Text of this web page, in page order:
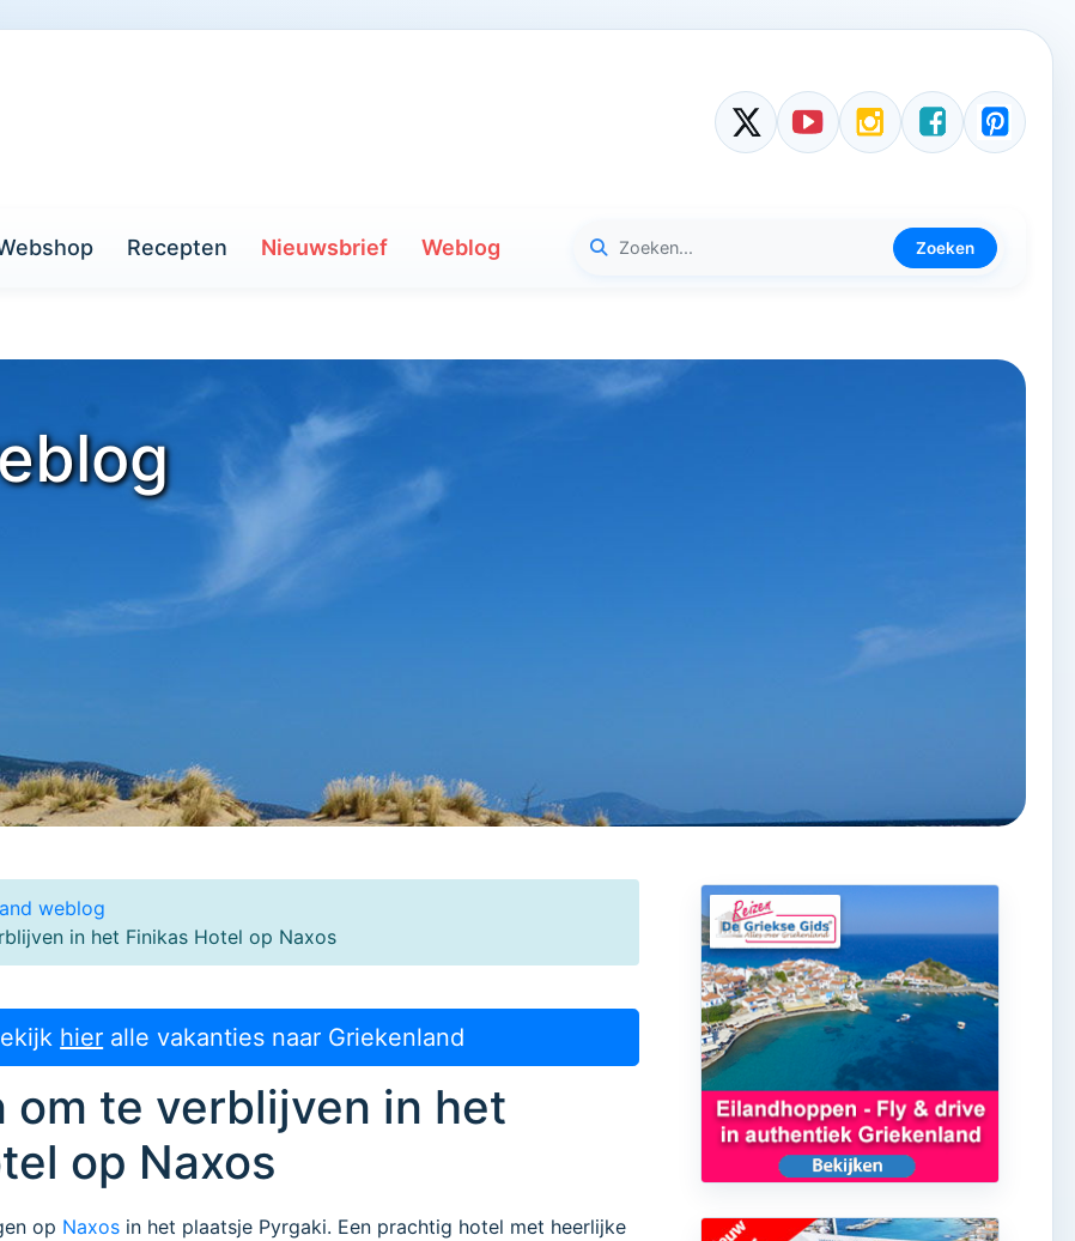
Recepten Nieuwsbrief Weblog Zoeken
weblog
in het Finikas Hotel op Naxos
hier alle vakanties naar Griekenland
om te verblijven in het
op Naxos
op Naxos in het plaatsje Pyrgaki. Een prachtig hotel met heerlijke